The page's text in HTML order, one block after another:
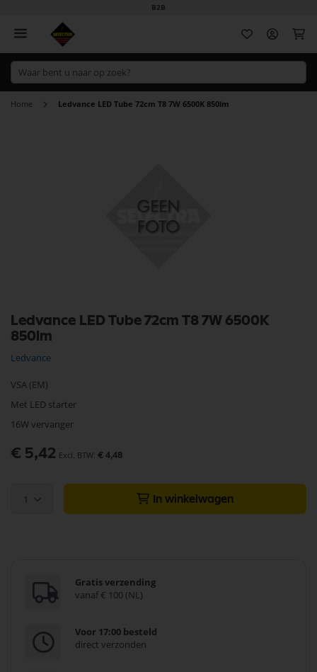
B2B
Home Ledvance LED Tube 72cm T8 7W 6500K 850lm
Ledvance LED Tube 72cm T8 7W 6500K
850lm
Ledvance
VSA (EM)
Met LED starter
16W vervanger
€ 5,42 € 4,48
1 In winkelwagen
Gratis verzending
vanaf € 100 (NL)
Voor 17:00 besteld
direct verzonden
naar
het
van
afbeeldingen-
gallerij